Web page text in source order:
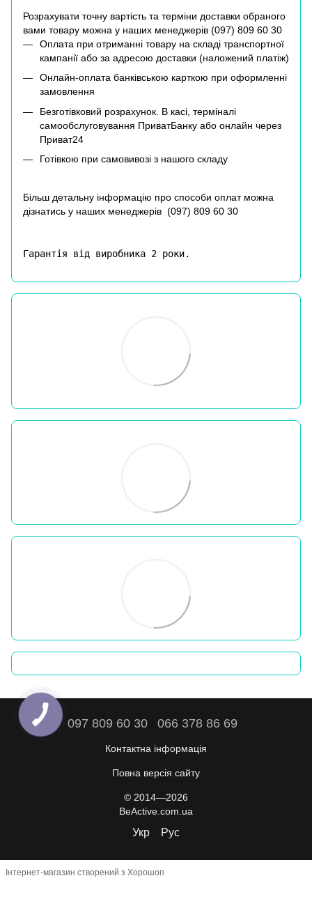
Розрахувати точну вартість та терміни доставки обраного
вами товару можна у наших менеджерів (097) 809 60 30
Оплата при отриманні товару на складі транспортної
кампанії або за адресою доставки (наложений платіж)
Онлайн-оплата банківською карткою при оформленні
замовлення
Безготівковий розрахунок. В касі, терміналі
самообслуговування ПриватБанку або онлайн через
Приват24
Готівкою при самовивозі з нашого складу
Більш детальну інформацію про способи оплат можна
дізнатись у наших менеджерів (097) 809 60 30
Гарантія від виробника 2 роки.
097 809 60 30 066 378 86 69
Контактна інформація
Повна версія сайту
© 2014—2026
BeActive.com.ua
Укр Рус
Інтернет-магазин створений з Хорошоп